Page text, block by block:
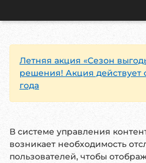
Летняя акция «Сезон
решения! Акция действует с
года
В системе управления
возникает необходимость
пользователей, чтобы